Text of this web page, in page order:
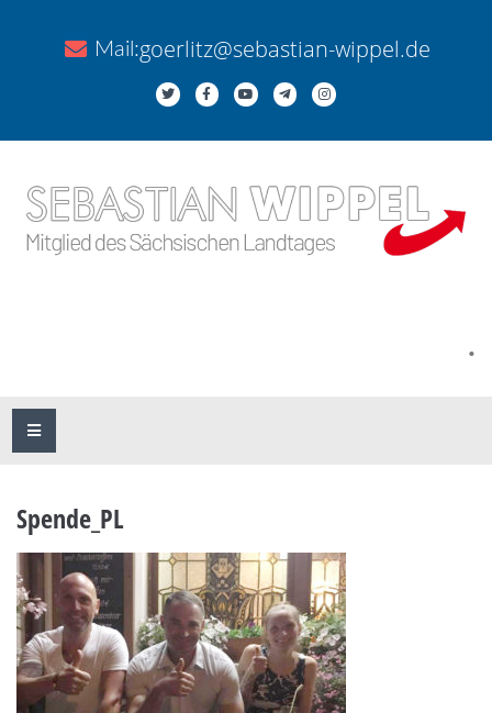
Mail:goerlitz@sebastian-wippel.de
.
Spende_PL